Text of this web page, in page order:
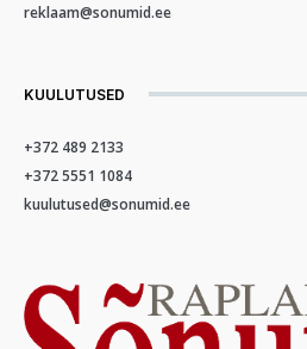
reklaam@sonumid.ee
KUULUTUSED
+372 489 2133
+372 5551 1084
kuulutused@sonumid.ee